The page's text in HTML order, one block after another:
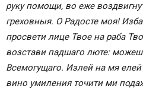
Покрова Пресвятой
Молитва на праздник
Молитвы о рождении
Если дети болеют
Молитва Пресвятой
руку помощи, во еже
греховныя. О Радосте моя!
просвети лице Твое на раба
возстави падшаго люте:
Всемогущаго. Излей на мя
вино умиления точити ми